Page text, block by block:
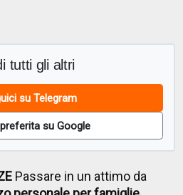
tutti gli altri
su Telegram
su Google
Passare in un attimo da